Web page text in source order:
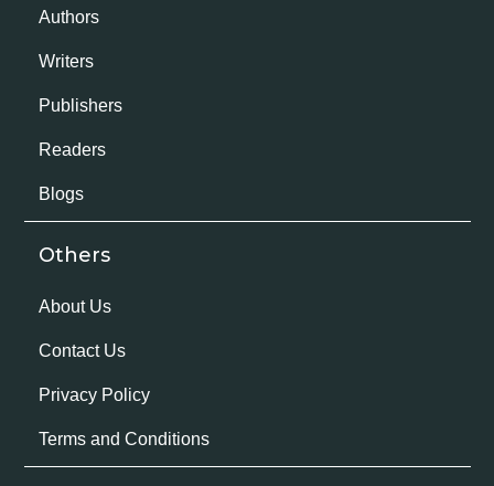
Authors
Writers
Publishers
Readers
Blogs
Others
About Us
Contact Us
Privacy Policy
Terms and Conditions